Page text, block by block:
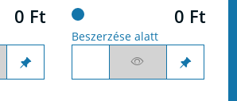
0 Ft 0 Ft
Beszerzése alatt